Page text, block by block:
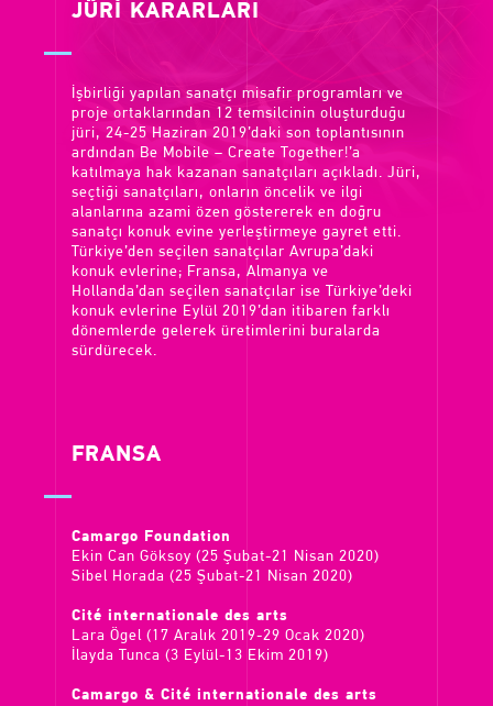
JÜRİ KARARLARI
İşbirliği yapılan sanatçı misafir programları ve
proje ortaklarından 12 temsilcinin oluşturduğu
jüri, 24-25 Haziran 2019’daki son toplantısının
ardından Be Mobile – Create Together!’a
katılmaya hak kazanan sanatçıları açıkladı. Jüri,
seçtiği sanatçıları, onların öncelik ve ilgi
alanlarına azami özen göstererek en doğru
sanatçı konuk evine yerleştirmeye gayret etti.
Türkiye’den seçilen sanatçılar Avrupa’daki
konuk evlerine; Fransa, Almanya ve
Hollanda’dan seçilen sanatçılar ise Türkiye’deki
konuk evlerine Eylül 2019’dan itibaren farklı
dönemlerde gelerek üretimlerini buralarda
sürdürecek.
FRANSA
Camargo Foundation
Ekin Can Göksoy (25 Şubat-21 Nisan 2020)
Sibel Horada (25 Şubat-21 Nisan 2020)
Cité internationale des arts
Lara Ögel (17 Aralık 2019-29 Ocak 2020)
İlayda Tunca (3 Eylül-13 Ekim 2019)
Camargo & Cité internationale des arts